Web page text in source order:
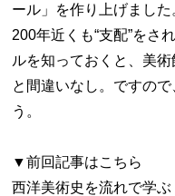
ール」を作り上げまし
200年近くも“支配”をさ
ルを知っておくと、美
と間違いなし。ですの
う。
▼前回記事はこちら
西洋美術史を流れで学